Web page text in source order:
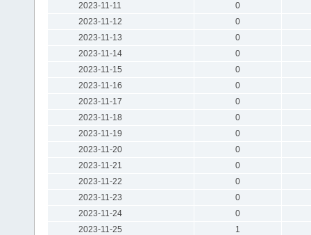
2023-11-11
0
2023-11-12
0
2023-11-13
0
2023-11-14
0
2023-11-15
0
2023-11-16
0
2023-11-17
0
2023-11-18
0
2023-11-19
0
2023-11-20
0
2023-11-21
0
2023-11-22
0
2023-11-23
0
2023-11-24
0
2023-11-25
1